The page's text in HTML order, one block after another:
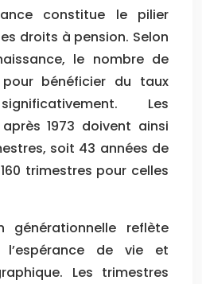
constitue le pilier
droits à pension. Selon
le nombre de
bénéficier du taux
Les
1973 doivent ainsi
soit 43 années de
trimestres pour celles
générationnelle reflète
l’espérance de vie et
Les trimestres